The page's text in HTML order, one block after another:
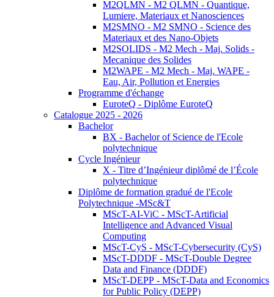
M2QLMN - M2 QLMN - Quantique,
Lumiere, Materiaux et Nanosciences
M2SMNO - M2 SMNO - Science des
Materiaux et des Nano-Objets
M2SOLIDS - M2 Mech - Maj. Solids -
Mecanique des Solides
M2WAPE - M2 Mech - Maj. WAPE -
Eau, Air, Pollution et Energies
Programme d'échange
EuroteQ - Diplôme EuroteQ
Catalogue 2025 - 2026
Bachelor
BX - Bachelor of Science de l'Ecole
polytechnique
Cycle Ingénieur
X - Titre d’Ingénieur diplômé de l’École
polytechnique
Diplôme de formation gradué de l'Ecole
Polytechnique -MSc&T
MScT-AI-ViC - MScT-Artificial
Intelligence and Advanced Visual
Computing
MScT-CyS - MScT-Cybersecurity (CyS)
MScT-DDDF - MScT-Double Degree
Data and Finance (DDDF)
MScT-DEPP - MScT-Data and Economics
for Public Policy (DEPP)